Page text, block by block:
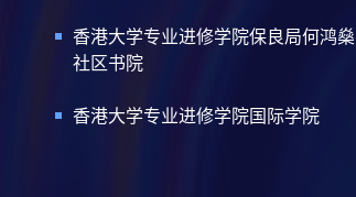
香港大学专业进修学院保良局何鸿燊
社区书院
香港大学专业进修学院国际学院